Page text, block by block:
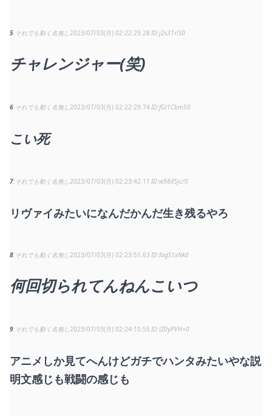
5 それでも動く名無し2023/07/03(月) 02:22:29.28 j2s31rlS0
チャレンジャー(笑)
6 それでも動く名無し2023/07/03(月) 02:22:29.74 fGl1Cbm50
こい死
7 それでも動く名無し2023/07/03(月) 02:23:42.11 w98X5jc/0
リヴァイみたいになんだかんだ生き残るやろ
8 それでも動く名無し2023/07/03(月) 02:23:51.63 IagS1xNk0
何回切られてんねんこいつ
9 それでも動く名無し2023/07/03(月) 02:24:10.55 lZ0yPVH+0
アニメしか見てへんけどガチでハンタみたいやな説
明文感じも戦闘の感じも